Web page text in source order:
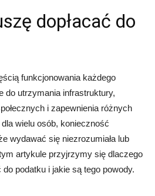
dopłacać do
funkcjonowania każdego
do utrzymania infrastruktury,
i zapewnienia różnych
wielu osób, konieczność
wydawać się niezrozumiała lub
artykule przyjrzymy się dlaczego
podatku i jakie są tego powody.